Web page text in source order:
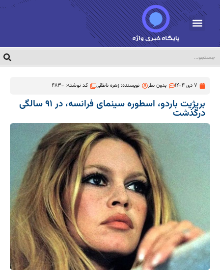
7 دی 1404 بدون نظر نویسنده:زهره ناطقی کد نوشته: 4830
بریژیت باردو، اسطوره سینمای فرانسه، در ۹۱ سالگی
درگذشت